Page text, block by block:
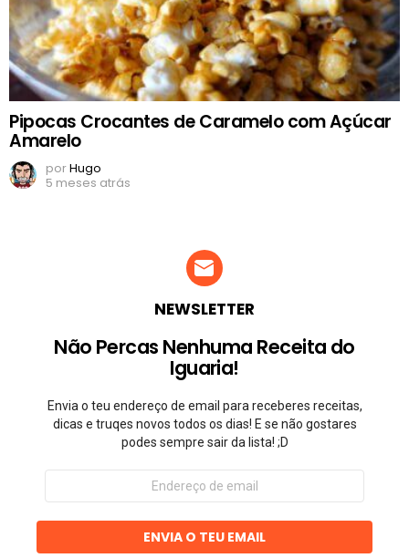
Pipocas Crocantes de Caramelo com Açúcar
Amarelo
porHugo
5 meses atrás
NEWSLETTER
Não Percas Nenhuma Receita do
Iguaria!
Envia o teu endereço de email para receberes receitas,
dicas e truqes novos todos os dias! E se não gostares
podes sempre sair da lista! ;D
Endereço
email
ENVIA O TEU EMAIL